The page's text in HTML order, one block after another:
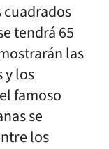
cuadrados
tendrá 65
las
y los
famoso
se
los